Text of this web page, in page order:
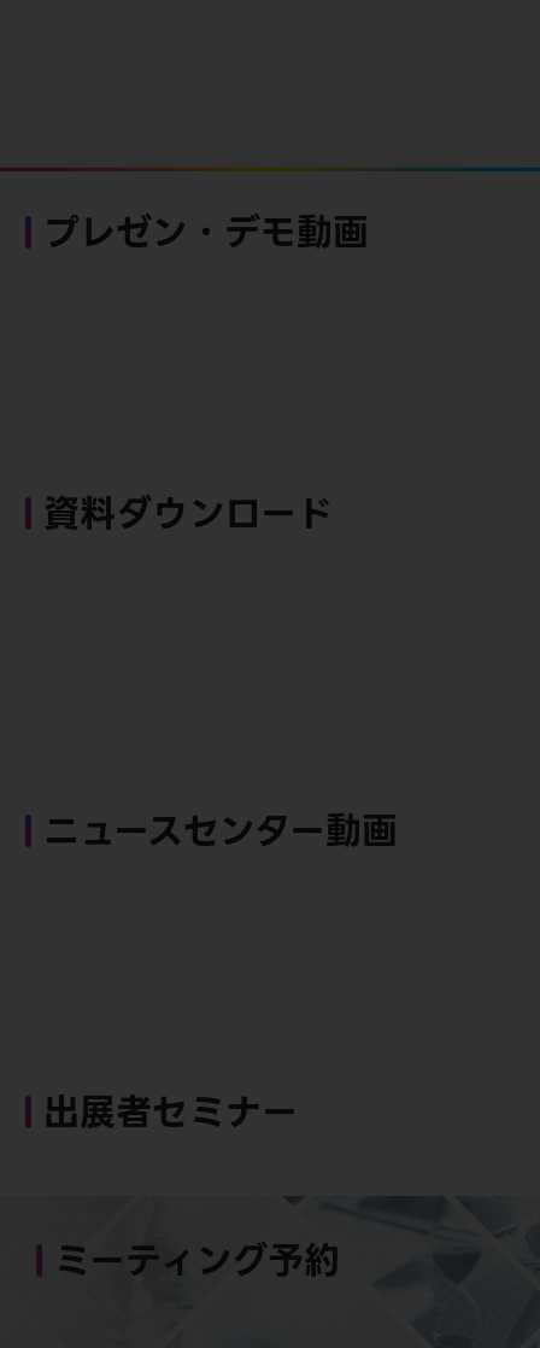
プレゼン・デモ動画
資料ダウンロード
ニュースセンター動画
出展者セミナー
ミーティング予約